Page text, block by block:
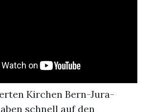
Kirchen Bern-Jura-
schnell auf den